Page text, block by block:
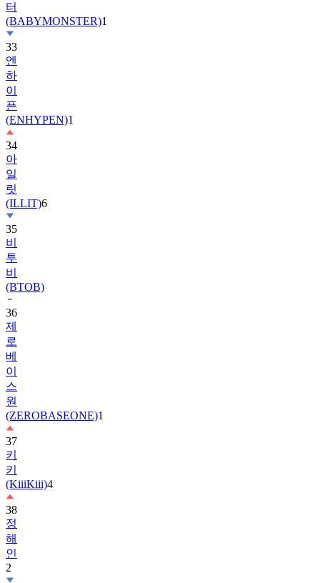
터
(BABYMONSTER)1
33
엔
하
이
픈
(ENHYPEN)1
34
아
일
릿
(ILLIT)6
35
비
투
비
(BTOB)
36
제
로
베
이
스
원
(ZEROBASEONE)1
37
키
키
(KiiiKiii)4
38
정
해
인
2